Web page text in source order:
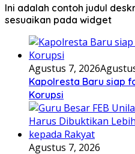
Ini adalah contoh judul
sesuaikan pada widget
Agustus 7, 2026
Kapolresta Baru siap
Korupsi
Agustus 7, 2026